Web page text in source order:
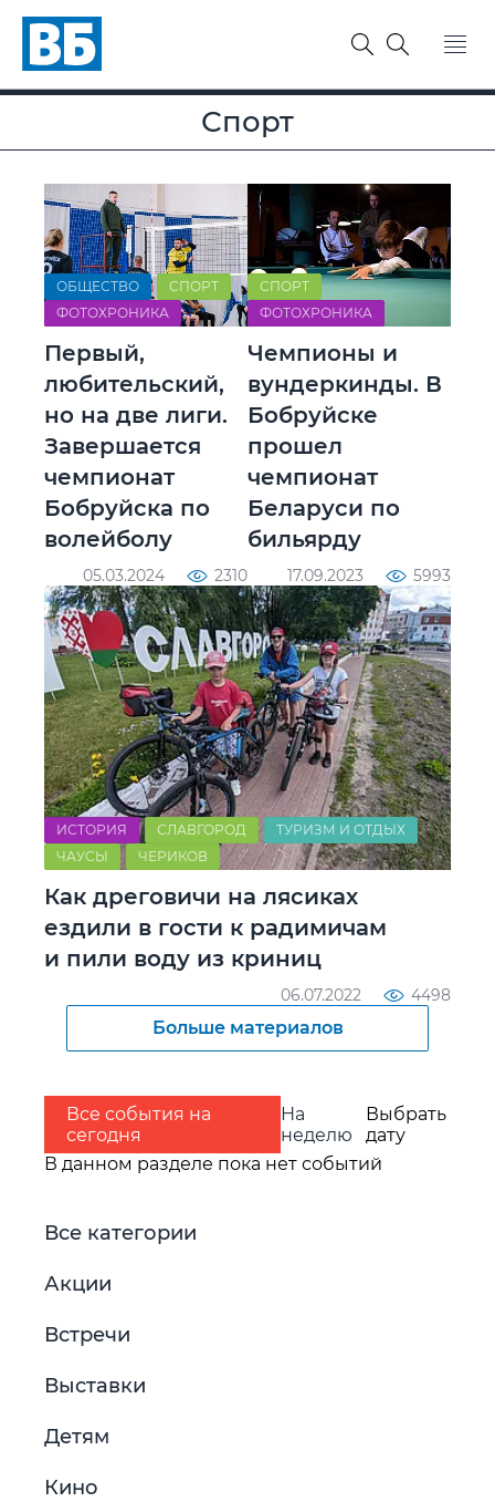
Спорт
Все категории
Акции
Встречи
Выставки
Детям
Кино
ОБЩЕСТВО
СПОРТ
ФОТОХРОНИКА
Первый,
любительский,
но на две лиги.
Завершается
чемпионат
Бобруйска по
волейболу
05.03.2024 2310
СПОРТ
ФОТОХРОНИКА
Чемпионы и
вундеркинды. В
Бобруйске
прошел
чемпионат
Беларуси по
бильярду
17.09.2023 5993
ИСТОРИЯ СЛАВГОРОД
ТУРИЗМ И ОТДЫХ
ЧАУСЫ
ЧЕРИКОВ
Как дреговичи на лясиках
ездили в гости к радимичам
и пили воду из криниц
06.07.2022 4498
Больше материалов
Все события на
сегодня
На
неделю
Выбрать
дату
В данном разделе пока нет событий